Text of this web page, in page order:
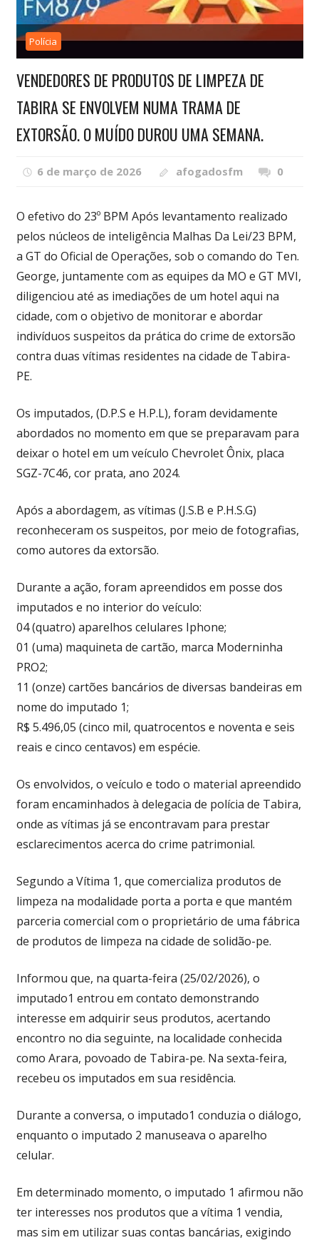
Polícia
VENDEDORES DE PRODUTOS DE LIMPEZA DE
TABIRA SE ENVOLVEM NUMA TRAMA DE
EXTORSÃO. O MUÍDO DUROU UMA SEMANA.
6 de março de 2026 afogadosfm 0
O efetivo do 23º BPM Após levantamento realizado
pelos núcleos de inteligência Malhas Da Lei/23 BPM,
a GT do Oficial de Operações, sob o comando do Ten.
George, juntamente com as equipes da MO e GT MVI,
diligenciou até as imediações de um hotel aqui na
cidade, com o objetivo de monitorar e abordar
indivíduos suspeitos da prática do crime de extorsão
contra duas vítimas residentes na cidade de Tabira-
PE.
Os imputados, (D.P.S e H.P.L), foram devidamente
abordados no momento em que se preparavam para
deixar o hotel em um veículo Chevrolet Ônix, placa
SGZ-7C46, cor prata, ano 2024.
Após a abordagem, as vítimas (J.S.B e P.H.S.G)
reconheceram os suspeitos, por meio de fotografias,
como autores da extorsão.
Durante a ação, foram apreendidos em posse dos
imputados e no interior do veículo:
04 (quatro) aparelhos celulares Iphone;
01 (uma) maquineta de cartão, marca Moderninha
PRO2;
11 (onze) cartões bancários de diversas bandeiras em
nome do imputado 1;
R$ 5.496,05 (cinco mil, quatrocentos e noventa e seis
reais e cinco centavos) em espécie.
Os envolvidos, o veículo e todo o material apreendido
foram encaminhados à delegacia de polícia de Tabira,
onde as vítimas já se encontravam para prestar
esclarecimentos acerca do crime patrimonial.
Segundo a Vítima 1, que comercializa produtos de
limpeza na modalidade porta a porta e que mantém
parceria comercial com o proprietário de uma fábrica
de produtos de limpeza na cidade de solidão-pe.
Informou que, na quarta-feira (25/02/2026), o
imputado1 entrou em contato demonstrando
interesse em adquirir seus produtos, acertando
encontro no dia seguinte, na localidade conhecida
como Arara, povoado de Tabira-pe. Na sexta-feira,
recebeu os imputados em sua residência.
Durante a conversa, o imputado1 conduzia o diálogo,
enquanto o imputado 2 manuseava o aparelho
celular.
Em determinado momento, o imputado 1 afirmou não
ter interesses nos produtos que a vítima 1 vendia,
mas sim em utilizar suas contas bancárias, exigindo